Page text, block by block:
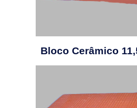
Bloco Cerâmico